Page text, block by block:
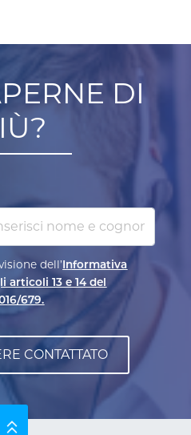
DI
dell’ Informativa
articoli 13 e 14 del
679.
SU